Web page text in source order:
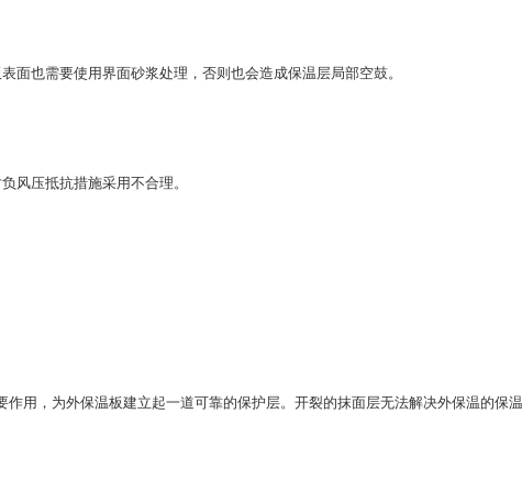
也需要使用界面砂浆处理，否则也会造成保温层局部空鼓。
压抵抗措施采用不合理。
用，为外保温板建立起一道可靠的保护层。开裂的抹面层无法解决外保温的保温